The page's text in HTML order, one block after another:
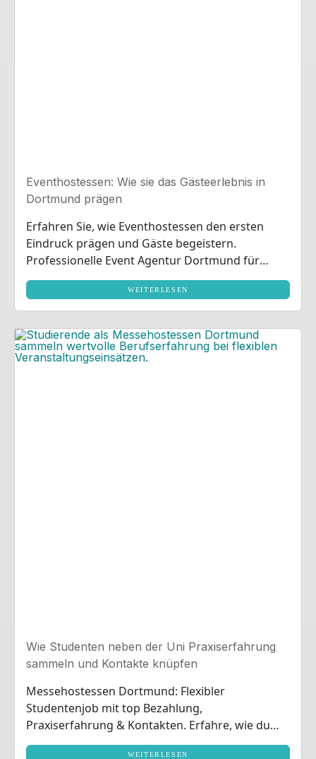
Eventhostessen: Wie sie das Gästeerlebnis in
Dortmund prägen
Erfahren Sie, wie Eventhostessen den ersten
Eindruck prägen und Gäste begeistern.
Professionelle Event Agentur Dortmund für
Ihren Veranstaltungserfolg.
WEITERLESEN
Wie Studenten neben der Uni Praxiserfahrung
sammeln und Kontakte knüpfen
Messehostessen Dortmund: Flexibler
Studentenjob mit top Bezahlung,
Praxiserfahrung & Kontakten. Erfahre, wie du
neben der Uni profitierst!
WEITERLESEN